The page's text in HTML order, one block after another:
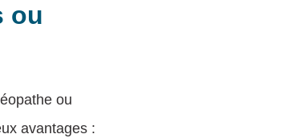
ou
ou
avantages :